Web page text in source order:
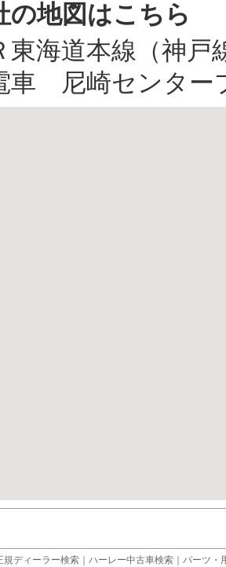
の地図はこちら
東海道本線（神
車 尼崎センター
規ディーラー検索 ハーレー中古車検索 パーツ・